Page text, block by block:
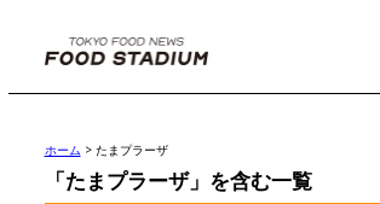
ホーム > たまプラーザ
「たまプラーザ」を含む一覧